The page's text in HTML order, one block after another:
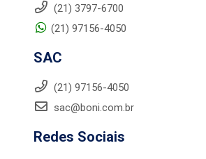
(21) 3797-6700
(21) 97156-4050
SAC
(21) 97156-4050
sac@boni.com.br
Redes Sociais